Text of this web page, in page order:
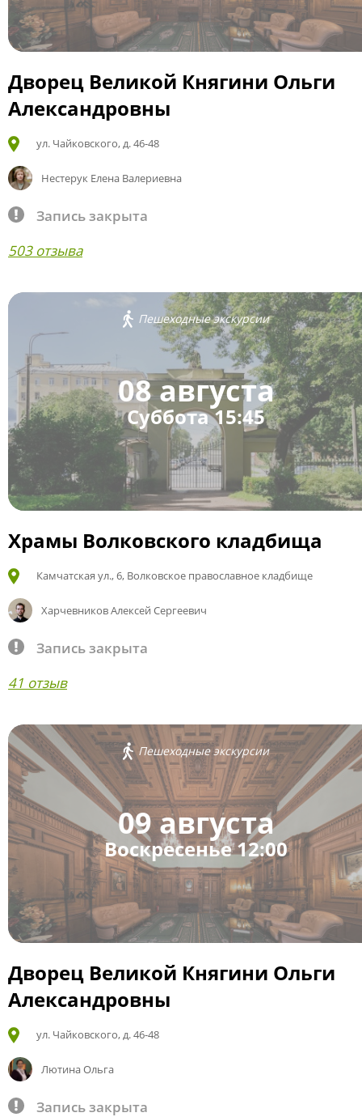
Дворец Великой Княгини Ольги
Александровны
ул. Чайковского, д. 46-48
Нестерук Елена Валериевна
Запись закрыта
503 отзыва
Пешеходные экскурсии
08 августа
Суббота 15:45
Храмы Волковского кладбища
Камчатская ул., 6, Волковское православное кладбище
Харчевников Алексей Сергеевич
Запись закрыта
41 отзыв
Пешеходные экскурсии
09 августа
Воскресенье 12:00
Дворец Великой Княгини Ольги
Александровны
ул. Чайковского, д. 46-48
Лютина Ольга
Запись закрыта